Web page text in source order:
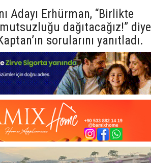
Adayı Erhürman, “Birlikte
dağıtacağız!” diye
sorularını yanıtladı.